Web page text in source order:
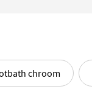
chroom